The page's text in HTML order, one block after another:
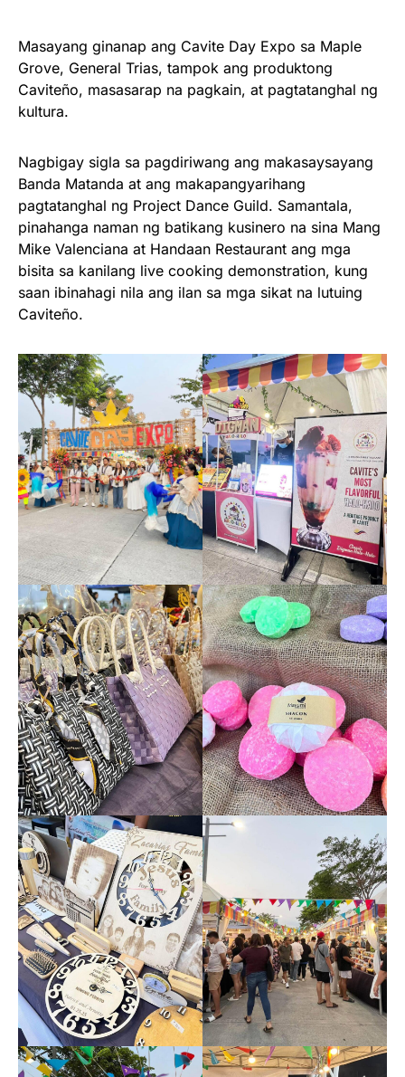
Masayang ginanap ang Cavite Day Expo sa Maple
Grove, General Trias, tampok ang produktong
Caviteño, masasarap na pagkain, at pagtatanghal ng
kultura.
Nagbigay sigla sa pagdiriwang ang makasaysayang
Banda Matanda at ang makapangyarihang
pagtatanghal ng Project Dance Guild. Samantala,
pinahanga naman ng batikang kusinero na sina Mang
Mike Valenciana at Handaan Restaurant ang mga
bisita sa kanilang live cooking demonstration, kung
saan ibinahagi nila ang ilan sa mga sikat na lutuing
Caviteño.